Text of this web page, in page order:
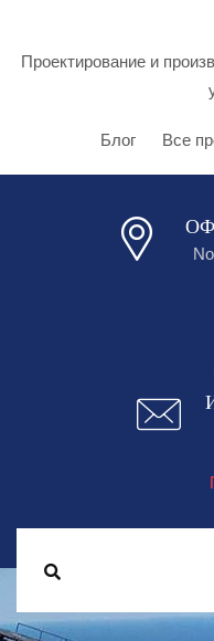
Проектирование и
Блог Все